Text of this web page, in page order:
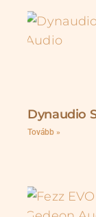
Dynaudio
Tovább »